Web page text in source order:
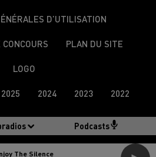
Podcasts
The Silence
D’UTILISATION
PLAN DU SITE
LOGO
2025 2024 2023 2022